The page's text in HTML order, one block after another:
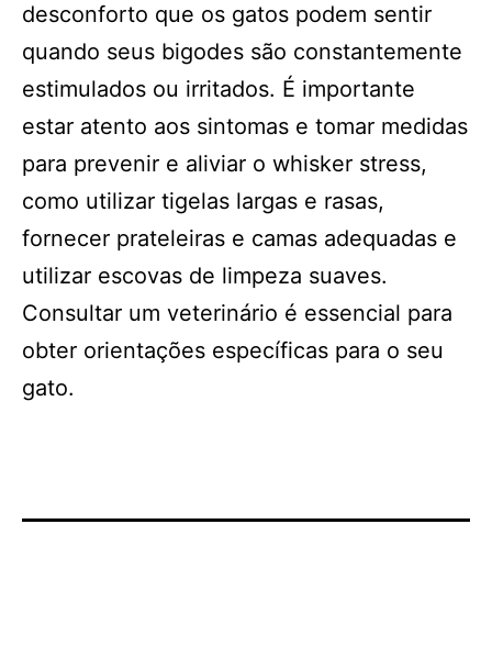
desconforto que os gatos podem sentir
quando seus bigodes são constantemente
estimulados ou irritados. É importante
estar atento aos sintomas e tomar medidas
para prevenir e aliviar o whisker stress,
como utilizar tigelas largas e rasas,
fornecer prateleiras e camas adequadas e
utilizar escovas de limpeza suaves.
Consultar um veterinário é essencial para
obter orientações específicas para o seu
gato.